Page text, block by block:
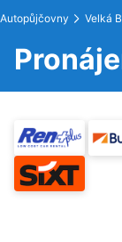
Autopůjčovny Velká